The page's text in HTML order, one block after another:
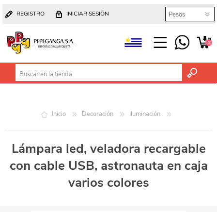
REGISTRO INICIAR SESIÓN
(0)
Inicio Decoración Iluminación
Lámpara led, veladora recargable
con cable USB, astronauta en caja
varios colores